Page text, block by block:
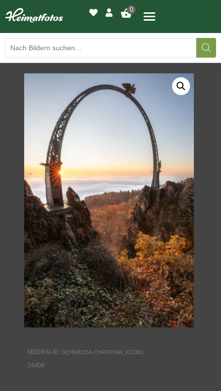
0
BILDERGALERIE
DRUCKQUALITÄTEN
LED-LEUCHTBILDER
WIR DRUCKEN IHR BILD
AUSSTELLUNGEN
HEIMATLICHTER
KONTAKT
MEDIEN-ID: SCHWEJDA-CHRISTIAN_871361
24406